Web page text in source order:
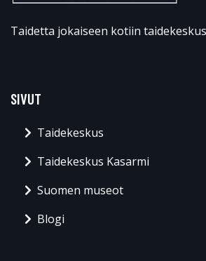
Taidetta jokaiseen kotiin
SIVUT
Taidekeskus
Taidekeskus Kasarmi
Suomen museot
Blogi